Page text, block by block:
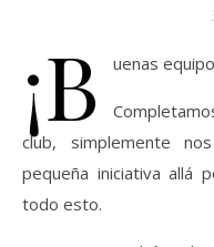
¡B uenas
club, simplemente
pequeña iniciativa allá
todo esto.